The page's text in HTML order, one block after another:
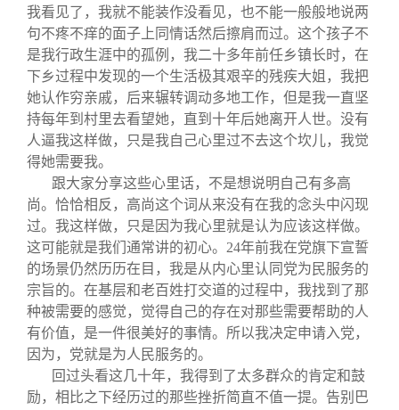
我看见了，我就不能装作没看见，也不能一般般地说两
句不疼不痒的面子上同情话然后擦肩而过。这个孩子不
是我行政生涯中的孤例，我二十多年前任乡镇长时，在
下乡过程中发现的一个生活极其艰辛的残疾大姐，我把
她认作穷亲戚，后来辗转调动多地工作，但是我一直坚
持每年到村里去看望她，直到十年后她离开人世。没有
人逼我这样做，只是我自己心里过不去这个坎儿，我觉
得她需要我。
跟大家分享这些心里话，不是想说明自己有多高
尚。恰恰相反，高尚这个词从来没有在我的念头中闪现
过。我这样做，只是因为我心里就是认为应该这样做。
这可能就是我们通常讲的初心。24年前我在党旗下宣誓
的场景仍然历历在目，我是从内心里认同党为民服务的
宗旨的。在基层和老百姓打交道的过程中，我找到了那
种被需要的感觉，觉得自己的存在对那些需要帮助的人
有价值，是一件很美好的事情。所以我决定申请入党，
因为，党就是为人民服务的。
回过头看这几十年，我得到了太多群众的肯定和鼓
励，相比之下经历过的那些挫折简直不值一提。告别巴